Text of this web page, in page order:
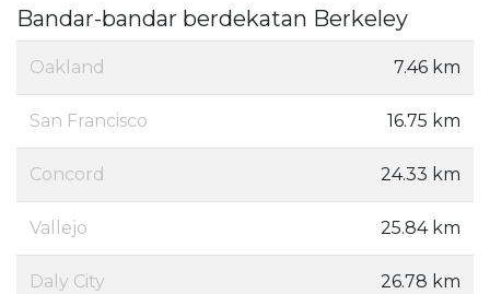
Bandar-bandar berdekatan Berkeley
Oakland 7.46 km
San Francisco 16.75 km
Concord 24.33 km
Vallejo 25.84 km
Daly City 26.78 km